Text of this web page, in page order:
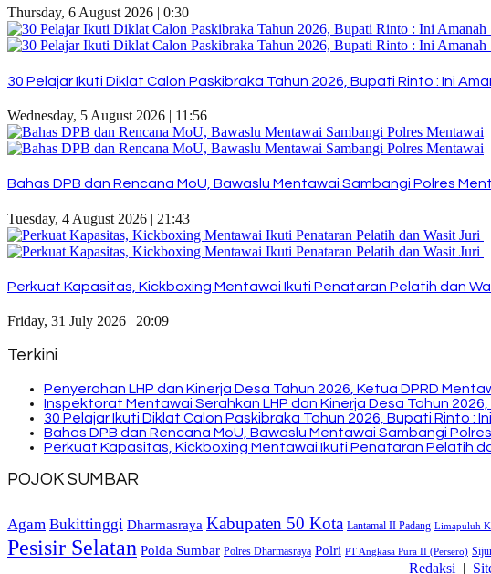
Thursday, 6 August 2026 | 0:30
30 Pelajar Ikuti Diklat Calon Paskibraka Tahun 2026, Bupati Rinto : Ini
Wednesday, 5 August 2026 | 11:56
Bahas DPB dan Rencana MoU, Bawaslu Mentawai Sambangi Polres
Tuesday, 4 August 2026 | 21:43
Perkuat Kapasitas, Kickboxing Mentawai Ikuti Penataran Pelatih dan
Friday, 31 July 2026 | 20:09
Terkini
Penyerahan LHP dan Kinerja Desa Tahun 2026, Ketua DPRD
Inspektorat Mentawai Serahkan LHP dan Kinerja Desa Tahun
30 Pelajar Ikuti Diklat Calon Paskibraka Tahun 2026, Bupati Rinto :
Bahas DPB dan Rencana MoU, Bawaslu Mentawai Sambangi
Perkuat Kapasitas, Kickboxing Mentawai Ikuti Penataran Pelatih
POJOK SUMBAR
Agam Bukittinggi Dharmasraya Kabupaten 50 Kota Lantamal II Padang Limapuluh
Pesisir Selatan Polda Sumbar Polres Dharmasraya Polri PT Angkasa Pura II (Persero)
Redaksi |